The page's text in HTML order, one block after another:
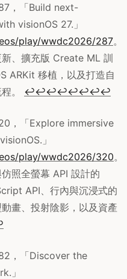
，「Build next-
visionOS 27.」
play/wwdc2026/287。
、擴充版 Create ML 訓
ARKit 移植，以及打造自
。 ↩↩↩↩↩↩↩↩
，「Explore immersive
」
play/wwdc2026/320。
照全螢幕 API 設計的
API、行內與沉浸式的
畫、投射陰影，以及資產
，「Discover the
」